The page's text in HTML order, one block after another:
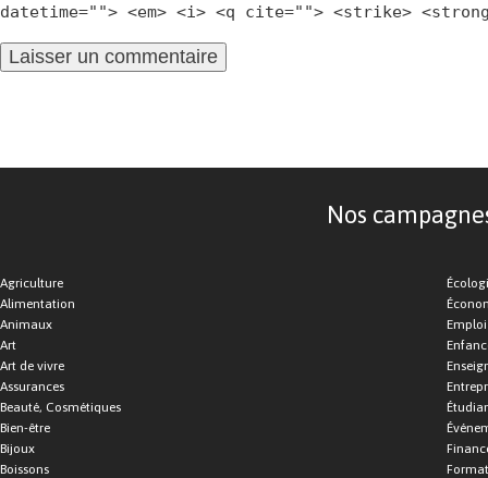
datetime=""> <em> <i> <q cite=""> <strike>
Nos
Agriculture
Alimentation
Animaux
Art
Art de vivre
Assurances
Beauté, Cosmétiques
Bien-être
Bijoux
Boissons
Emploi